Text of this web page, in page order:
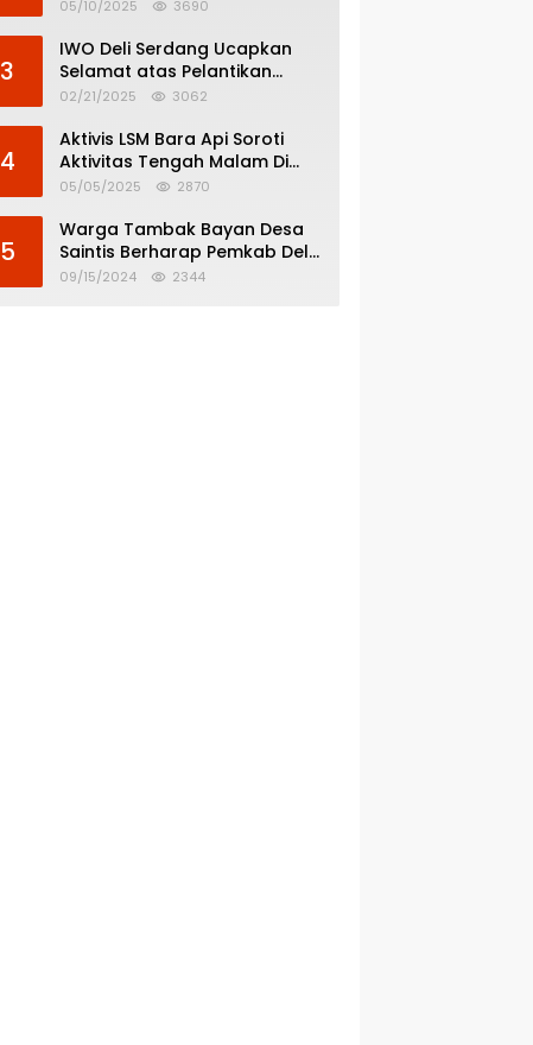
05/10/2025 3690
3
IWO Deli Serdang Ucapkan
Selamat atas Pelantikan
Bupati dan Wakil Bupati Deli
02/21/2025 3062
4
Aktivis LSM Bara Api Soroti
Aktivitas Tengah Malam Di
SPBU 14.213.228 Bandar Tinggi
05/05/2025 2870
5
Warga Tambak Bayan Desa
Saintis Berharap Pemkab Deli
Serdang Atasi Banjir
09/15/2024 2344